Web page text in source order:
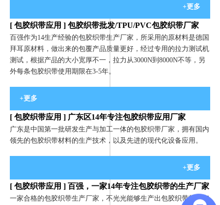
+更多
[ 包胶织带应用 ] 包胶织带批发/TPU/PVC包胶织带厂家
百强作为14生产经验的包胶织带生产厂家，所采用的原材料是德国
拜耳原材料，做出来的包覆产品质量更好，经过专用的拉力测试机
测试，根据产品的大小宽厚不一，拉力从3000N到8000N不等，另
外每条包胶织带使用期限在3-5年。
+更多
[ 包胶织带应用 ] 广东区14年专注包胶织带应用厂家
广东是中国第一批研发生产与加工一体的包胶织带厂家，拥有国内
领先的包胶织带材料的生产技术，以及先进的现代化设备应用。
+更多
[ 包胶织带应用 ] 百强，一家14年专注包胶织带的生产厂家
一家合格的包胶织带生产厂家，不光光能够生产出包胶织带带子和